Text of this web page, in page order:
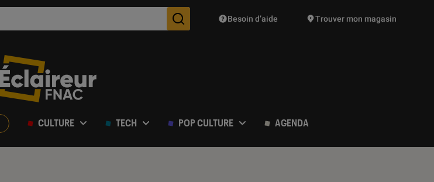
Des suggestions de produits vont vous être proposées
Besoin d’aide Trouver mon magasin
CULTURE TECH POP CULTURE AGENDA